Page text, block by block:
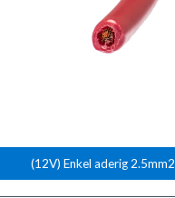
(12V) Enkel aderig 2.5mm2